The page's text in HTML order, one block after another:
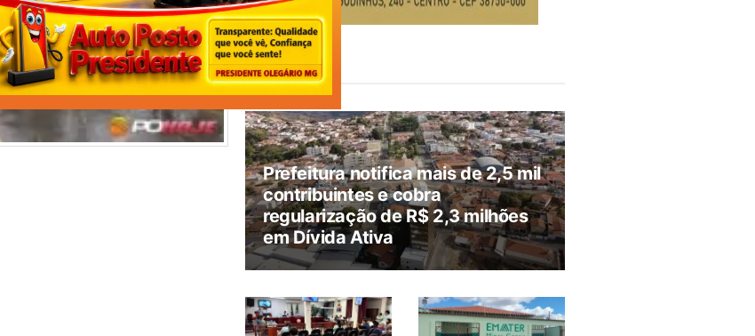
LeiaTambém
Prefeitura notifica mais de 2,5 mil
contribuintes e cobra
regularização de R$ 2,3 milhões
em Dívida Ativa